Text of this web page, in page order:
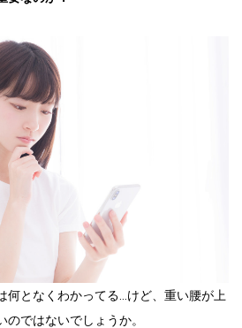
何となくわかってる…けど、重い腰が上
ではないでしょうか。